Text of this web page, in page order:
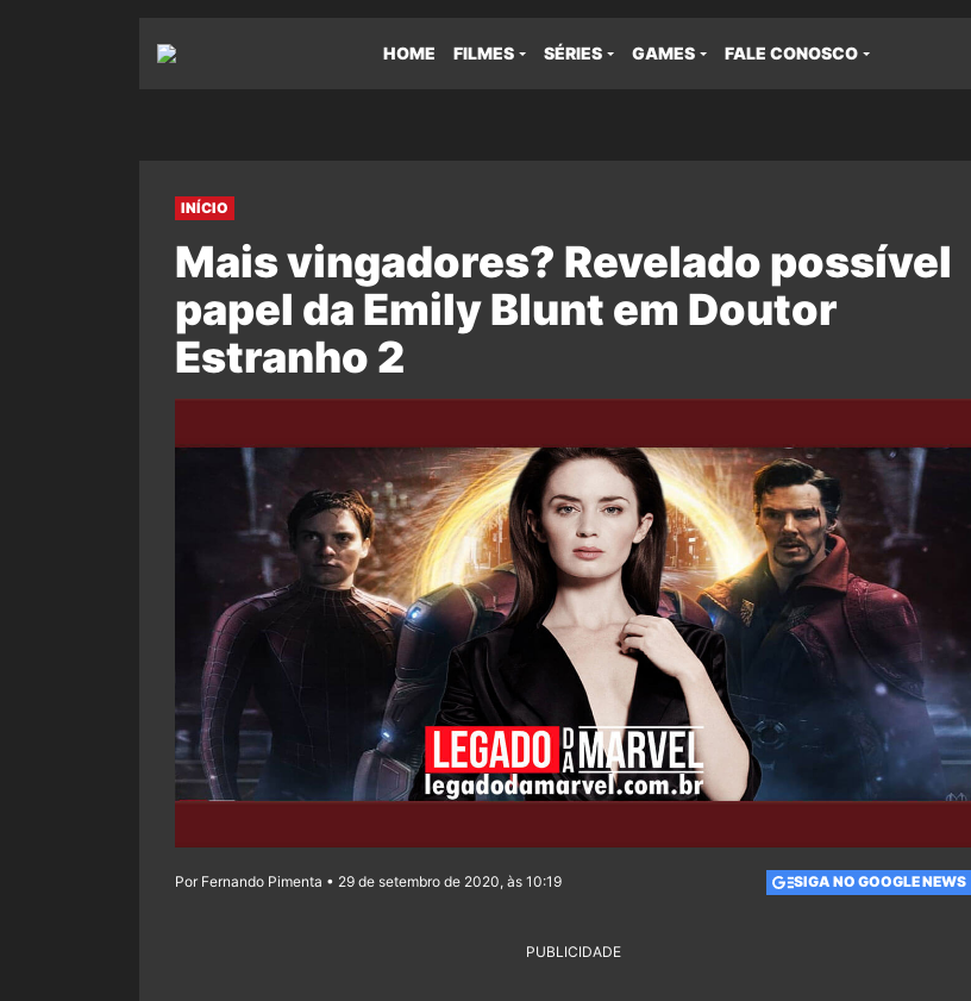
HOME FILMES SÉRIES GAMES FALE CONOSCO
INÍCIO
Mais vingadores? Revelado possível
papel da Emily Blunt em Doutor
Estranho 2
Por Fernando Pimenta • 29 de setembro de 2020, às 10:19 SIGA NO GOOGLE NEWS
PUBLICIDADE